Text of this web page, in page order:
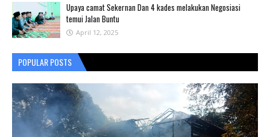
Upaya camat Sekernan Dan 4 kades melakukan Negosiasi
temui Jalan Buntu
April 12, 2025
POPULAR POSTS